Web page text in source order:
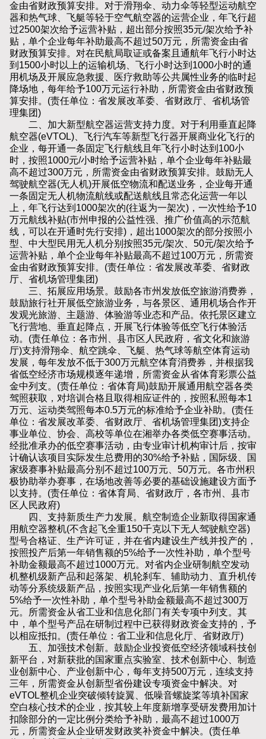
金由省财政预算安排。对于滑翔伞、动力伞等轻型运动航空
器和热气球、飞艇等轻于空气航空器的运营企业，年飞行超
过2500架次给予运营补贴，超出部分按照35元/架次给予补
贴，单个企业每年补助最高不超过50万元，所需资金由省
财政预算安排。对在民航局取证或备案且通航年飞行小时达
到1500小时以上的运输机场、飞行小时达到1000小时的通
用机场及开展应急救援、医疗救助等公共属性业务的临时起
降场地，每年给予100万元运行补助，所需资金由省财政预
算安排。(责任单位：省发展改革委、省财政厅、省机场管
理集团)
二、加大新型航空器运营支持力度。对于利用垂直起降
航空器(eVTOL)、飞行汽车等新型飞行器开展商业化飞行的
企业，每开通一条固定飞行航线且年飞行小时达到100小
时，按照1000元/小时给予运营补贴，单个企业每年补贴最
高不超过300万元，所需资金由省财政预算安排。鼓励无人
驾驶航空器(无人机)开展低空物流和配送业务，企业每开通
一条固定无人机物流航线或配送航线且常态化运营一年以
上，年飞行达到1000架次的(往返为一架次)，一次性给予10
万元航线补贴(市州申报的公益性强、推广价值高的示范航
线，可以在开通时先行安排)，超出1000架次的部分按照小
型、中大型民用无人机分别按照35元/架次、50元/架次给予
运营补贴，单个企业每年补贴最高不超过100万元，所需资
金由省财政预算安排。(责任单位：省发展改革委、省财政
厅、省机场管理集团)
三、拓展应用场景。鼓励各市州发放低空旅游消费券，
鼓励旅行社开展低空旅游业务，与各景区、通用机场合作开
发观光旅游、主题游、体验游等业态和产品。依托景区建立
飞行营地、垂直起降点，开展飞行体验等低空飞行体验活
动。(责任单位：各市州、县市区人民政府，省文化和旅游
厅)支持滑翔伞、航空跳伞、飞艇、热气球等航空体育运动
发展，每年发放不低于300万元航空体育消费券，并根据我
省低空经济市场规模逐年递增，所需资金从省体育彩票公益
金中列支。(责任单位：省体育局)鼓励开展通用航空器各类
驾照获取，对培训合格且取得相应证件的，按照私照每本1
万元、运动类驾照每本0.5万元的标准给予企业补助。(责任
单位：省发展改革委、省财政厅、省机场管理集团)支持企
事业单位、协会、高校等单位在湘举办各类低空赛事活动。
经批准承办的低空赛事活动，由专业审计机构审计后，按审
计确认该项目实际发生总费用的30%给予补贴，国际级、国
家级赛事补贴最高分别不超过100万元、50万元。各市州积
极协助举办赛事，在场地改善等必要的基础设施建设方面予
以支持。(责任单位：省体育局、省财政厅，各市州、县市
区人民政府)
四、支持新质生产力发展。航空制造企业新取得国家通
用航空器整机(不含起飞全重150千克以下无人驾驶航空器)
型号合格证、生产许可证，并在省内建设生产线并投产的，
按照投产后第一年销售额的5%给予一次性补助，单个型号
补助金额最高不超过1000万元。对省内企业研制航空发动
机整机级新产品和起落架、机轮刹车、辅助动力、直升机传
动等分系统级新产品，按照实现产业化后第一年销售额的
5%给予一次性补助，单个型号补助金额最高不超过300万
元。所需资金从省工业和信息化部门有关专项中列支。其
中，单个型号产品在研制过程中已获得财政资金支持的，予
以相应抵扣。(责任单位：省工业和信息化厅、省财政厅)
五、加强技术创新。鼓励企业投资低空经济领域科技创
新平台，对新获批的国家重点实验室、技术创新中心、制造
业创新中心、产业创新中心，每年支持500万元，连续支持
三年，所需资金从创新型省份建设专项资金中解决。对
eVTOL整机企业突破倾转旋翼、低噪音螺旋桨等填补国家
空白核心技术的企业，按其较上年度新增享受研发费用加计
扣除部分的一定比例分类给予补助，最高不超过1000万
元，所需资金从企业研发财政奖补资金中解决。(责任单